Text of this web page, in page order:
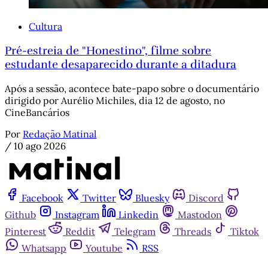
Cultura
Pré-estreia de "Honestino", filme sobre
estudante desaparecido durante a ditadura
Após a sessão, acontece bate-papo sobre o documentário
dirigido por Aurélio Michiles, dia 12 de agosto, no
CineBancários
Por Redação Matinal
/ 10 ago 2026
Facebook Twitter Bluesky
Discord
Github
Instagram Linkedin
Mastodon
Pinterest
Reddit Telegram Threads
Tiktok
Whatsapp
Youtube
RSS